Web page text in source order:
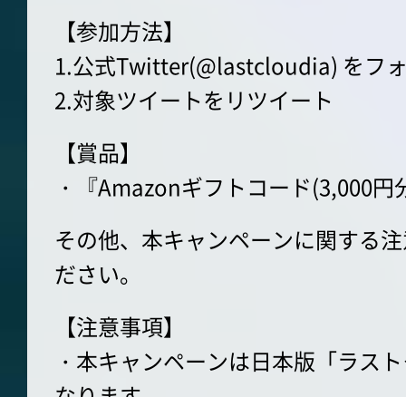
【参加方法】
1.公式Twitter(@lastcloudia) をフ
2.対象ツイートをリツイート
【賞品】
・『Amazonギフトコード(3,000
その他、本キャンペーンに関する
ださい。
【注意事項】
・本キャンペーンは日本版「ラス